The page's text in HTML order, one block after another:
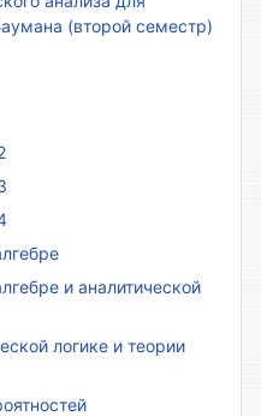
(второй семестр)
и аналитической
логике и теории